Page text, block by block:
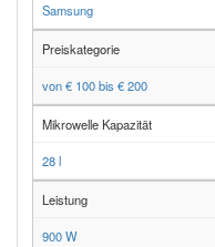
Samsung
Preiskategorie
von € 100 bis € 200
Mikrowelle Kapazität
28 l
Leistung
900 W